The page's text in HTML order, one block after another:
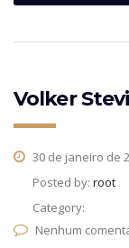
Volker
30 de janeiro de
Posted by: root
Category:
Nenhum